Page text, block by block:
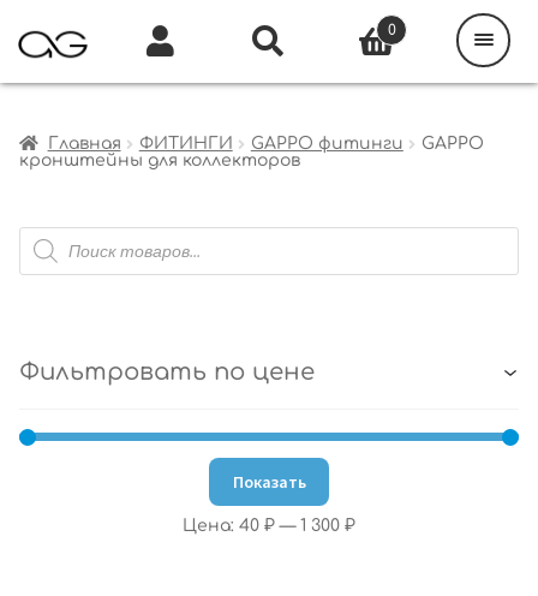
Главная ФИТИНГИ GAPPO фитинги
GAPPO
кронштейны для коллекторов
Поиск
товаров
Фильтровать по цене
Показать
Цена: 40 ₽ — 1 300 ₽
0